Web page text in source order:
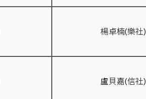
楊卓楠(樂社)
盧貝嘉(信社)